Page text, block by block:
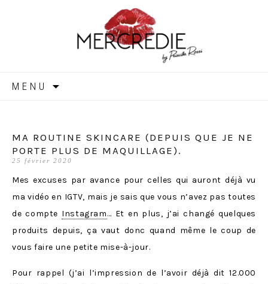
MERCREDIE
MENU
MA ROUTINE SKINCARE (DEPUIS QUE JE NE
PORTE PLUS DE MAQUILLAGE).
25 février 2020
Mes excuses par avance pour celles qui auront déjà vu
ma vidéo en IGTV, mais je sais que vous n’avez pas toutes
de compte Instagram… Et en plus, j’ai changé quelques
produits depuis, ça vaut donc quand même le coup de
vous faire une petite mise-à-jour.
Pour rappel (j’ai l’impression de l’avoir déjà dit 12.000